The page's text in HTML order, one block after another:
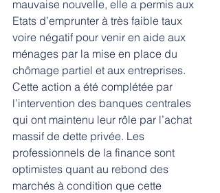
mauvaise nouvelle, elle a permis aux
Etats d’emprunter à très faible taux
voire négatif pour venir en aide aux
ménages par la mise en place du
chômage partiel et aux entreprises.
Cette action a été complétée par
l’intervention des banques centrales
qui ont maintenu leur rôle par l’achat
massif de dette privée. Les
professionnels de la finance sont
optimistes quant au rebond des
marchés à condition que cette